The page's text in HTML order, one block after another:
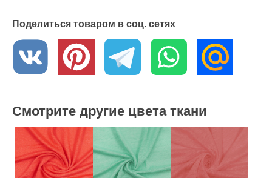
Поделиться товаром в соц. сетях
Смотрите другие цвета ткани